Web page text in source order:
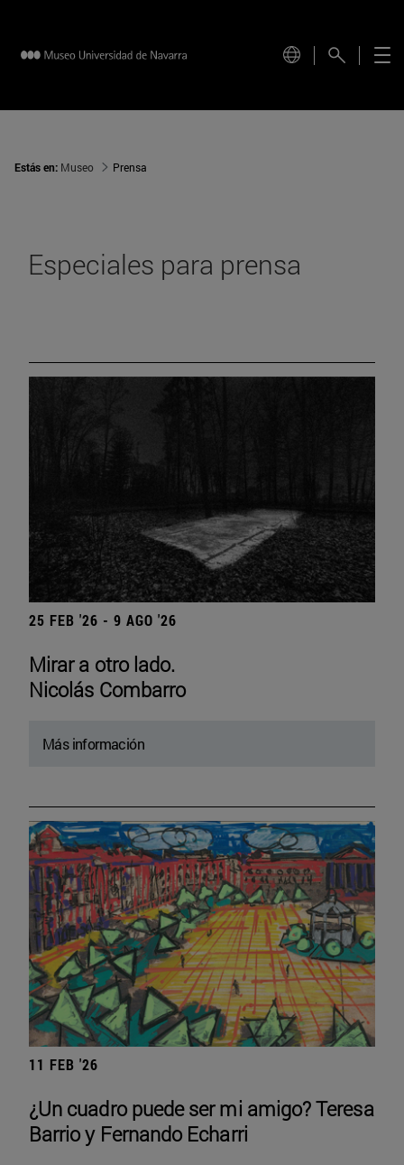
Estás en: Museo Prensa
Especiales para prensa
25 FEB '26 - 9 AGO '26
Mirar a otro lado.
Nicolás Combarro
Más información
11 FEB '26
¿Un cuadro puede ser mi amigo? Teresa
Barrio y Fernando Echarri